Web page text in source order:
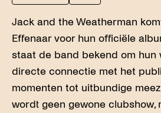
Jack and the Weatherman
Effenaar voor hun officiële
staat de band bekend om hun
directe connectie met het
momenten tot uitbundige
wordt geen gewone clubshow,